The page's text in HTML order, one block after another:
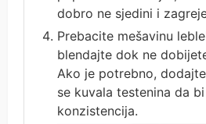
dobro ne sjedini i
Prebacite mešavinu
blendajte dok ne
Ako je potrebno,
se kuvala testenina da
konzistencija.